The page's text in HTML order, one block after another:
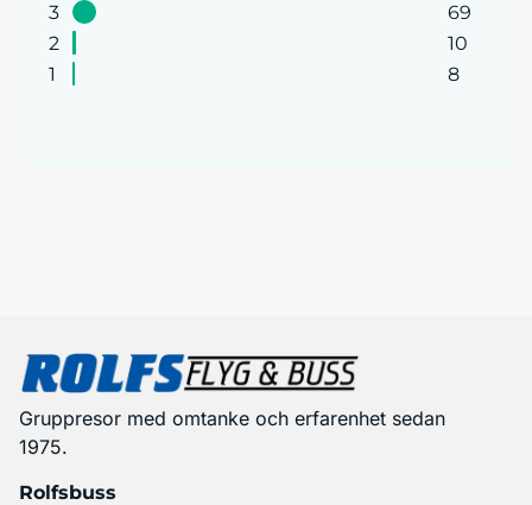
3
69
2
10
1
8
Gruppresor med omtanke och erfarenhet sedan
1975.
Rolfsbuss